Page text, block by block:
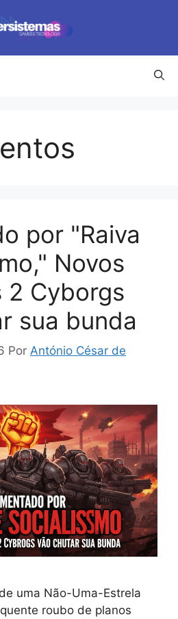
por "Raiva
Novos
2 Cyborgs
sua bunda
Por António César de
uma Não-Uma-Estrela
roubo de planos